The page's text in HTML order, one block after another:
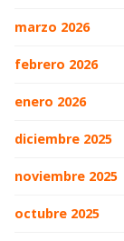
marzo 2026
febrero 2026
enero 2026
diciembre 2025
noviembre 2025
octubre 2025